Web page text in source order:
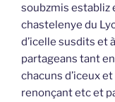
soubzmis establiz
chastelenye du
d’icelle susdits et
partageans tant
chacuns d’iceux
renonçant etc et